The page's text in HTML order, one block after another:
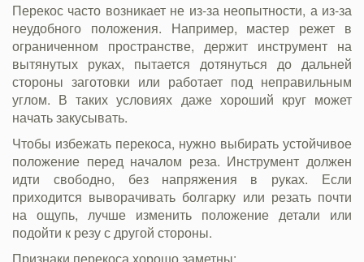
Перекос часто возникает не из-за неопытности, а из-за
неудобного положения. Например, мастер режет в
ограниченном пространстве, держит инструмент на
вытянутых руках, пытается дотянуться до дальней
стороны заготовки или работает под неправильным
углом. В таких условиях даже хороший круг может
начать закусывать.
Чтобы избежать перекоса, нужно выбирать устойчивое
положение перед началом реза. Инструмент должен
идти свободно, без напряжения в руках. Если
приходится выворачивать болгарку или резать почти
на ощупь, лучше изменить положение детали или
подойти к резу с другой стороны.